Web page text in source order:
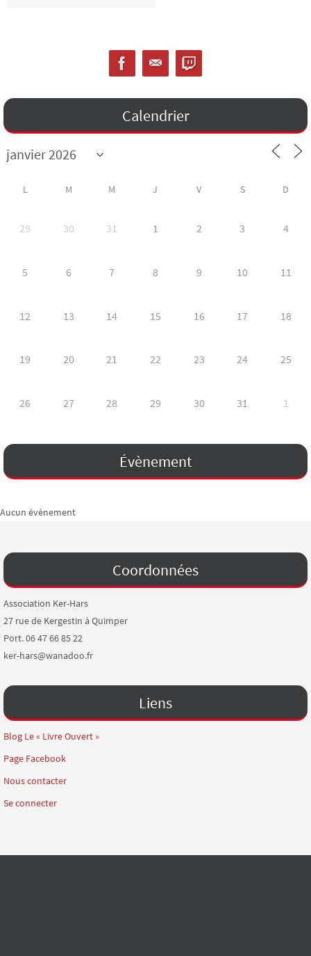
Calendrier
L M M J V S D
29 30 31 1 2 3 4
5 6 7 8 9 10 11
12 13 14 15 16 17 18
19 20 21 22 23 24 25
26 27 28 29 30 31 1
Évènement
Aucun évènement
Coordonnées
Association Ker-Hars
27 rue de Kergestin à Quimper
Port. 06 47 66 85 22
ker-hars@wanadoo.fr
Liens
Blog Le « Livre Ouvert »
Page Facebook
Nous contacter
Se connecter